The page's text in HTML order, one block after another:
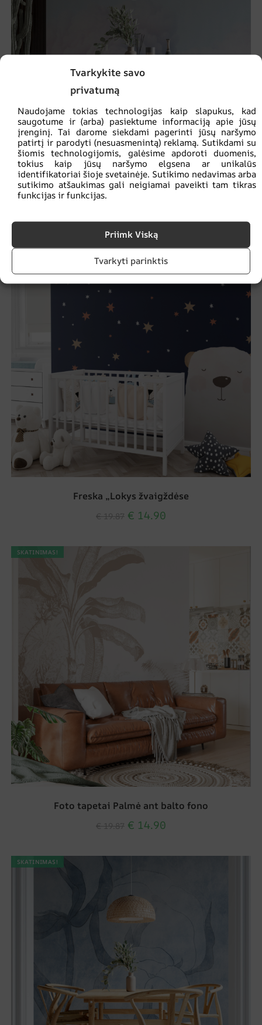
Tvarkykite savo
privatumą
Naudojame tokias technologijas kaip slapukus, kad
saugotume ir (arba) pasiektume informaciją apie jūsų
įrenginį. Tai darome siekdami pagerinti jūsų naršymo
patirtį ir parodyti (nesuasmenintą) reklamą. Sutikdami su
šiomis technologijomis, galėsime apdoroti duomenis,
tokius kaip jūsų naršymo elgsena ar unikalūs
identifikatoriai šioje svetainėje. Sutikimo nedavimas arba
sutikimo atšaukimas gali neigiamai paveikti tam tikras
funkcijas ir funkcijas.
Priimk Viską
Tvarkyti parinktis
Kupolo debesų freska
Freska „Lokys žvaigždėse
€ 14.90
SKATINIMAS!
Foto tapetai Palmė ant balto fono
€ 14.90
SKATINIMAS!